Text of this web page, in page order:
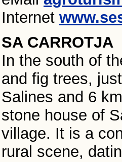
Internet
SA CARROTJA
In the south of
and fig trees,
Salines and 6
stone house of
village. It is a
rural scene,